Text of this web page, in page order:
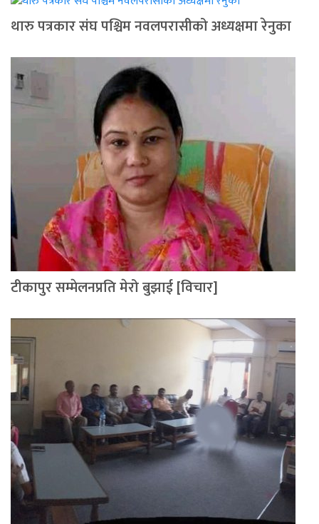
थारु पत्रकार संघ पश्चिम नवलपरासीको अध्यक्षमा रेनुका
टीकापुर सम्मेलनप्रति मेरो बुझाई [विचार]